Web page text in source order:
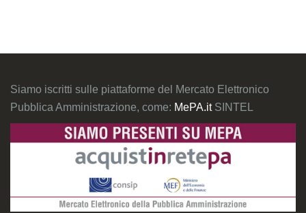
Siamo iscritti sulle piattaforme del Mercato Elettronico
Pubblica Amministrazione, come: MePA.it SINTEL